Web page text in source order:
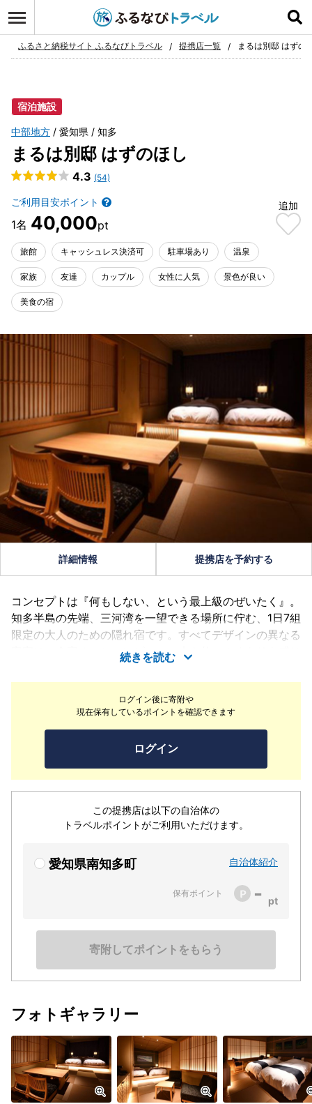
お気に入り
ふるさと納税サイト ふるなびトラベル 提携店一覧 まるは別邸 はずの
宿泊施設
中部地方 愛知県 知多
まるは別邸 はずのほし
4.3 (54)
ご利用目安ポイント
40,000
追加
旅館 キャッシュレス決済可 駐車場あり 温泉
家族 友達 カップル 女性に人気 景色が良い
美食の宿
ログイン後に寄附や
現在保有しているポイントを確認できます
ログイン
この提携店は以下の自治体の
トラベルポイントがご利用いただけます。
愛知県南知多町 自治体紹介
保有ポイント -
寄附してポイントをもらう
詳細情報 提携店を予約する
コンセプトは『何もしない、という最上級のぜいたく』。
知多半島の先端、三河湾を一望できる場所に佇む、1日7組
限定の大人のための隠れ宿です。すべてデザインの異なる
客室は、全室オーシャンビュー。木や竹のぬくもりを感じ
る和モダンな空間で、波音をBGMにゆったりとした時間
をお過ごしいただけます。お食事は『まるは食堂』の伝統
を受け継ぐ、新鮮な海の幸を活かした懐石料理。お風呂は
南知多天然温泉『まるはうめ乃湯』の源泉を使用した露天
風呂で、絶景と共に心身を癒せます。都会の喧騒を離れ、
大切な人と過ごす特別なひとときをご提供いたします。
続きを読む
フォトギャラリー